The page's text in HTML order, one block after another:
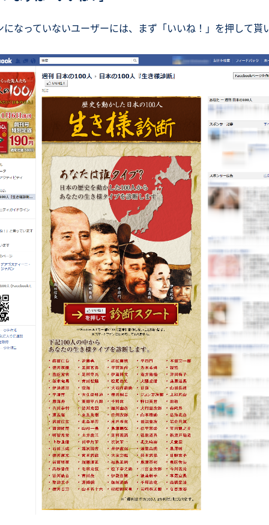
になっていないユーザーには、まず「いいね！」を押して貰